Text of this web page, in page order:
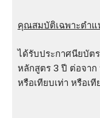
คุณสมบัติเฉพาะตำแ
ได้รับประกาศนียบัต
หลักสูตร 3 ปี ต่อจา
หรือเทียบเท่า หรือเ